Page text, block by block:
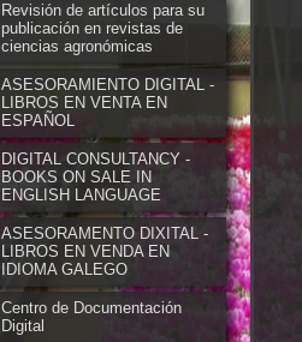
Revisión de artículos para su
publicación en revistas de
ciencias agronómicas
ASESORAMIENTO DIGITAL -
LIBROS EN VENTA EN
ESPAÑOL
DIGITAL CONSULTANCY -
BOOKS ON SALE IN
ENGLISH LANGUAGE
ASESORAMENTO DIXITAL -
LIBROS EN VENDA EN
IDIOMA GALEGO
Centro de Documentación
Digital